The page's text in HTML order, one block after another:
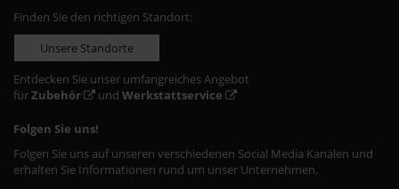
Finden Sie den richtigen Standort:
Unsere Standorte
Entdecken Sie unser umfangreiches Angebot
fürZubehör und Werkstattservice
Folgen Sie uns!
Folgen Sie uns auf unseren verschiedenen Social Media Kanälen und
erhalten Sie Informationen rund um unser Unternehmen.